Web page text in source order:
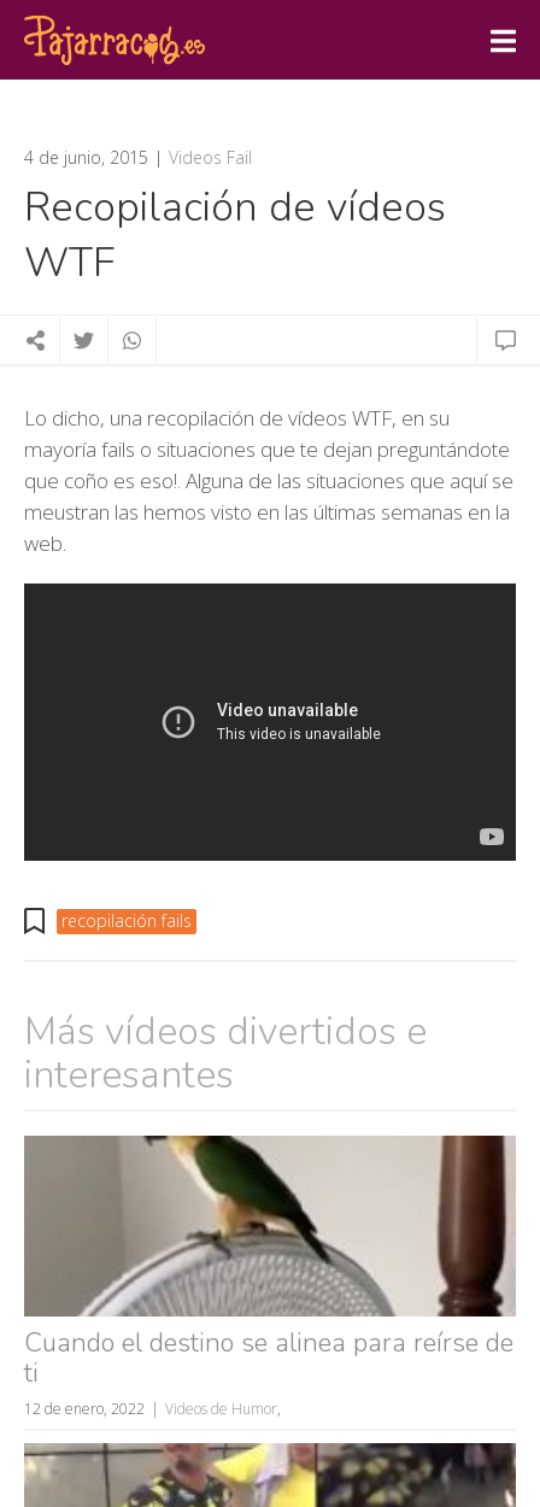
4 de junio, 2015 Videos Fail
Recopilación de vídeos
WTF
Lo dicho, una recopilación de vídeos WTF, en su
mayoría fails o situaciones que te dejan preguntándote
que coño es eso!. Alguna de las situaciones que aquí se
meustran las hemos visto en las últimas semanas en la
web.
recopilación fails
Más vídeos divertidos e
interesantes
Cuando el destino se alinea para reírse de
ti
12 de enero, 2022 Videos de Humor,